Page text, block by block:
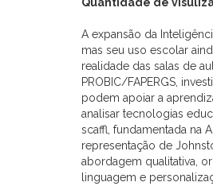
A expansão da
mas seu uso escolar
realidade das salas de
PROBIC/FAPERGS,
podem apoiar a
analisar tecnologias
scaffl, fundamentada na
representação de
abordagem qualitativa,
linguagem e